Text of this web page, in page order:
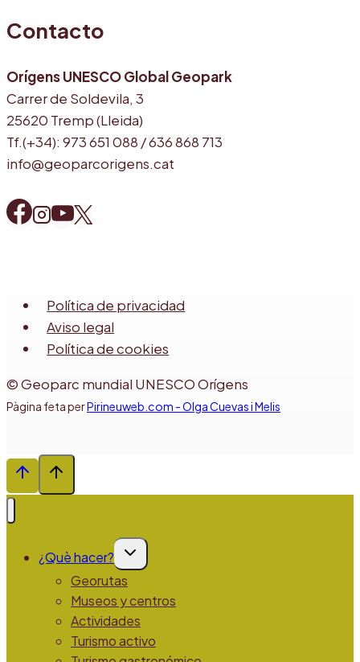
Contacto
Orígens UNESCO Global Geopark
Carrer de Soldevila, 3
25620 Tremp (Lleida)
Tf.(+34): 973 651 088 / 636 868 713
info@geoparcorigens.cat
Política de privacidad
Aviso legal
Política de cookies
© Geoparc mundial UNESCO Orígens
Pàgina feta perPirineuweb.com - Olga Cuevas i Melis
¿Què hacer?
Alternar
hijo
Georutas
Museos y centros
Actividades
Turismo activo